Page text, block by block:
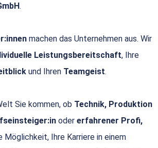
.
machen das Unternehmen aus. Wir
Leistungsbereitschaft, Ihre
und Ihren Teamgeist.
Sie kommen, ob Technik, Produktion
oder erfahrener Profi,
Möglichkeit, Ihre Karriere in einem